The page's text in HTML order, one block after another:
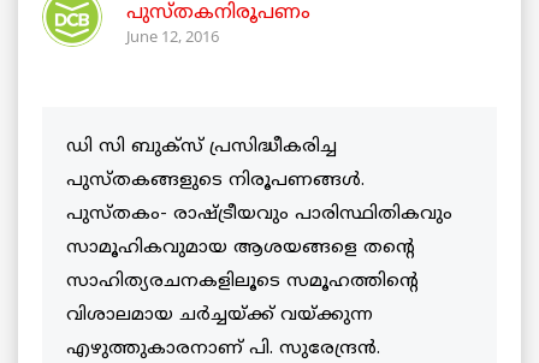
പുസ്തകനിരൂപണം
June 12, 2016
ഡി സി ബുക്സ് പ്രസിദ്ധീകരിച്ച
പുസ്തകങ്ങളുടെ നിരൂപണങ്ങള്‍.
പുസ്തകം- രാഷ്ട്രീയവും പാരിസ്ഥിതികവും
സാമൂഹികവുമായ ആശയങ്ങളെ തന്റെ
സാഹിത്യരചനകളിലൂടെ സമൂഹത്തിന്റെ
വിശാലമായ ചർച്ചയ്ക്ക് വയ്ക്കുന്ന
എഴുത്തുകാരനാണ് പി. സുരേന്ദ്രൻ.